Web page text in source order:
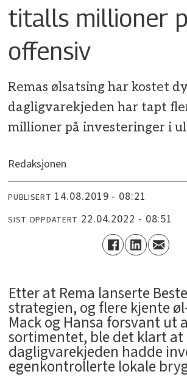
titalls millioner
offensiv
Remas ølsatsing har kostet
dagligvarekjeden har tapt
millioner på investeringer i
Redaksjonen
PUBLISERT 14.08.2019 - 08:21
SIST OPPDATERT 22.04.2022 - 08:51
Etter at Rema lanserte
strategien, og flere kjente
Mack og Hansa forsvant ut
sortimentet, ble det klart at
dagligvarekjeden hadde
egenkontrollerte lokale